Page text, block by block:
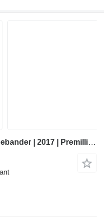
Hebrock AKV 3006 DK-F Edgebander | 2017 | Premilling & Corner